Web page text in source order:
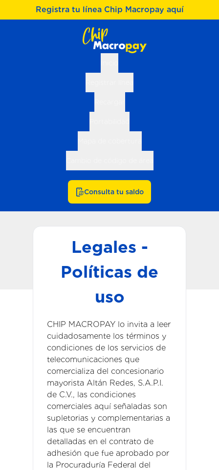
Registra tu línea Chip Macropay aquí
Consulta tu saldo
Legales -
Políticas de
uso
CHIP MACROPAY lo invita a leer
cuidadosamente los términos y
condiciones de los servicios de
telecomunicaciones que
comercializa del concesionario
mayorista Altán Redes, S.A.P.I.
de C.V., las condiciones
comerciales aquí señaladas son
supletorias y complementarias a
las que se encuentran
detalladas en el contrato de
adhesión que fue aprobado por
la Procuraduría Federal del